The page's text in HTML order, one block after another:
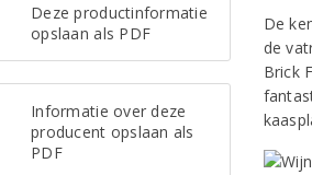
Deze productinformatie
opslaan als PDF
Informatie over deze
producent opslaan als
PDF
De
de
Brick